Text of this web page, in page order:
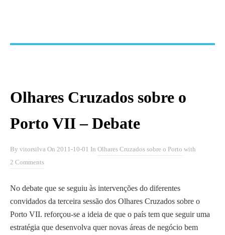
Olhares Cruzados sobre o
Porto VII – Debate
By vitorsilva On 2011-10-01 In Olhares Cruzados sobre o Porto with
2 Comments
No debate que se seguiu às intervenções do diferentes
convidados da terceira sessão dos Olhares Cruzados sobre o
Porto VII. reforçou-se a ideia de que o país tem que seguir uma
estratégia que desenvolva quer novas áreas de negócio bem